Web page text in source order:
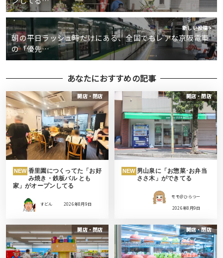
新しい投稿
朝の平日ラッシュ時だけにある、全国でもレアな京阪電車
の「優先…
あなたにおすすめの記事
開店・閉店
NEW 香里園につくってた「お好
み焼き・鉄板バル とも
家」がオープンしてる
すどん 2026年8月9日
開店・閉店
NEW 男山泉に「お惣菜･お弁当
ささ木」ができてる
モモ＠ひらつー
2026年8月9日
開店・閉店 開店・閉店